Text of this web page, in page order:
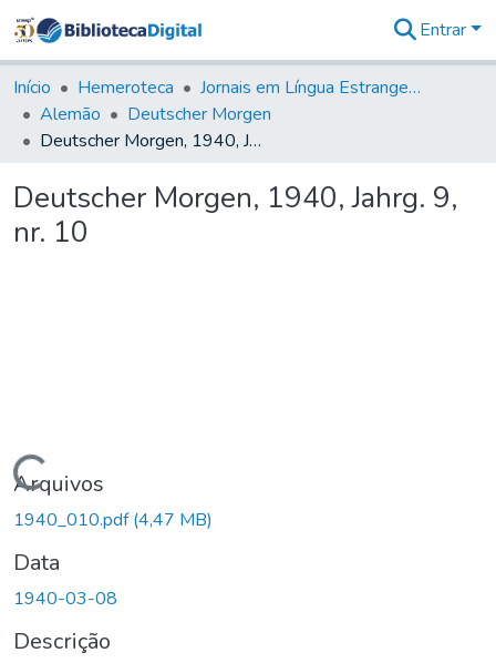
&
Coleções
Tudo na
Biblioteca
Estatísticas
Entrar
Início Hemeroteca
Jornais em Língua Estrangeira
Alemão
Deutscher Morgen
Deutscher Morgen, 1940, Jahrg. 9, nr. 10
Deutscher Morgen, 1940, Jahrg. 9,
nr. 10
Carregando...
Arquivos
1940_010.pdf(4,47 MB)
Data
1940-03-08
Descrição